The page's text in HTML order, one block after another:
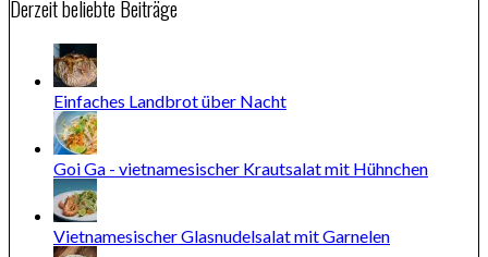
Derzeit beliebte Beiträge
Einfaches Landbrot über Nacht
Goi Ga - vietnamesischer Krautsalat mit Hühnchen
Vietnamesischer Glasnudelsalat mit Garnelen